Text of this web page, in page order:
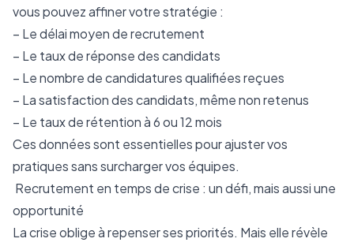
vous pouvez affiner votre stratégie :
– Le délai moyen de recrutement
– Le taux de réponse des candidats
– Le nombre de candidatures qualifiées reçues
– La satisfaction des candidats, même non retenus
– Le taux de rétention à 6 ou 12 mois
Ces données sont essentielles pour ajuster vos
pratiques sans surcharger vos équipes.
Recrutement en temps de crise : un défi, mais aussi une
opportunité
La crise oblige à repenser ses priorités. Mais elle révèle